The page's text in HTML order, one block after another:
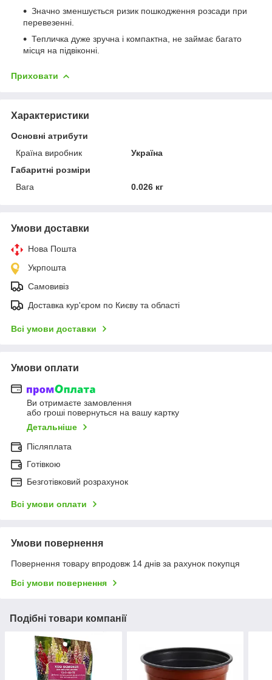
Значно зменшується ризик пошкодження розсади при
перевезенні.
Тепличка дуже зручна і компактна, не займає багато
місця на підвіконні.
Приховати
Характеристики
Основні атрибути
Країна виробник
Україна
Габаритні розміри
Вага
0.026 кг
Умови доставки
Нова Пошта
Укрпошта
Самовивіз
Доставка кур'єром по Києву та області
Всі умови доставки
Умови оплати
Ви отримаєте замовлення
або гроші повернуться на вашу картку
Детальніше
Післяплата
Готівкою
Безготівковий розрахунок
Всі умови оплати
Умови повернення
Повернення товару впродовж 14 днів за рахунок покупця
Всі умови повернення
Подібні товари компанії